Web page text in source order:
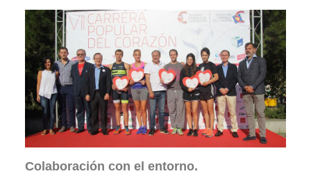
Colaboración con el entorno.